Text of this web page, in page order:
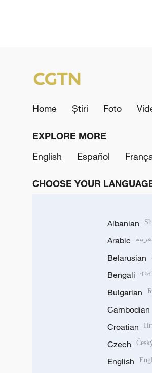
Home Știri Foto
EXPLORE MORE
English
Español
CHOOSE YOUR
Albanian
Arabic
Belarusian
Bengali বাংলা
Bulgarian
Cambodian
Croatian
Czech
English